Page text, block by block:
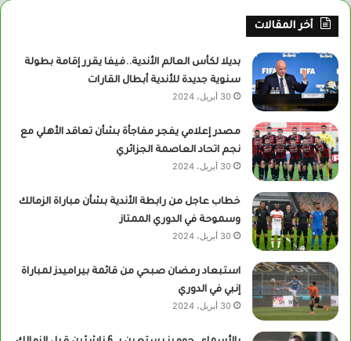
أخر المقالات
بديلا لكأس العالم الأندية..فيفا يقرر إقامة بطولة
سنوية جديدة للأندية أبطال القارات
30 أبريل، 2024
مصدر إعلامي يفجر مفاجأة بشأن تعاقد الأهلي مع
نجم اتحاد العاصمة الجزائري
30 أبريل، 2024
خطاب عاجل من رابطة الأندية بشأن مباراة الزمالك
وسموحة في الدوري الممتاز
30 أبريل، 2024
استبعاد رمضان صبحي من قائمة بيراميدز لمباراة
إنبي في الدوري
30 أبريل، 2024